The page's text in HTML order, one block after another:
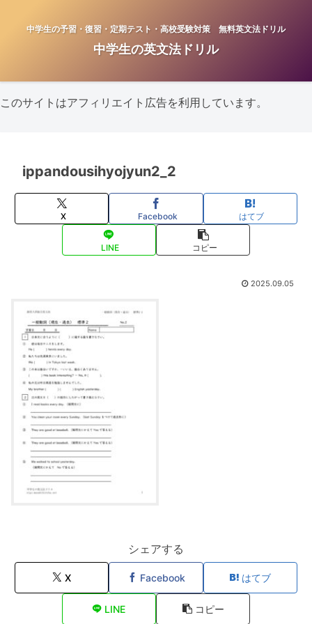
中学生の予習・復習・定期テスト・高校受験対策 無料英文法ドリル
中学生の英文法ドリル
このサイトはアフィリエイト広告を利用しています。
ippandousihyojyun2_2
X Facebook はてブ
LINE コピー
2025.09.05
シェアする
X Facebook はてブ
LINE コピー